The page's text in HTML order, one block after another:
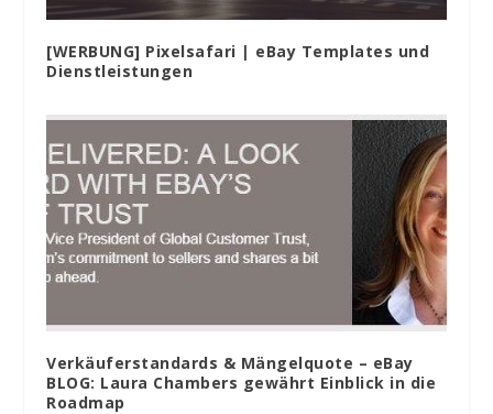
[WERBUNG] Pixelsafari | eBay Templates und
Dienstleistungen
Verkäuferstandards & Mängelquote – eBay
BLOG: Laura Chambers gewährt Einblick in die
Roadmap